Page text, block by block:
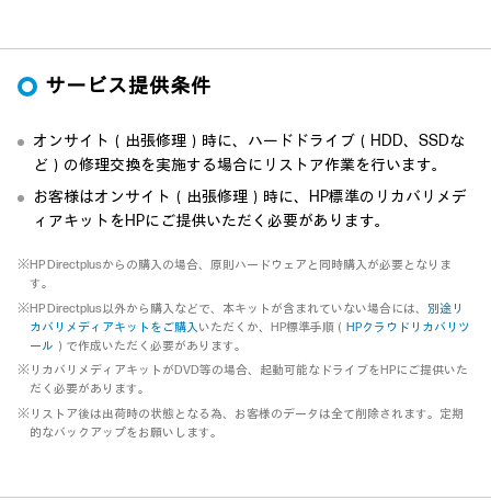
サービス提供条件
オンサイト（出張修理）時に、ハードドライブ（HDD、SSDな
ど）の修理交換を実施する場合にリストア作業を行います。
お客様はオンサイト（出張修理）時に、HP標準のリカバリメデ
ィアキットをHPにご提供いただく必要があります。
※HP Directplusからの購入の場合、原則ハードウェアと同時購入が必要となりま
す。
※HP Directplus以外から購入などで、本キットが含まれていない場合には、 別途リ
カバリメディアキットをご購入いただくか、HP標準手順（ HPクラウドリカバリツ
ール ）で作成いただく必要があります。
※リカバリメディアキットがDVD等の場合、起動可能なドライブをHPにご提供いた
だく必要があります。
※リストア後は出荷時の状態となる為、お客様のデータは全て削除されます。定期
的なバックアップをお願いします。